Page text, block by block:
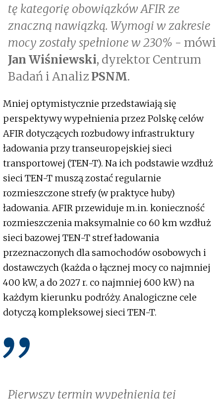
tę kategorię obowiązków AFIR ze
znaczną nawiązką. Wymogi w zakresie
mocy zostały spełnione w 230% - mówi
Jan Wiśniewski, dyrektor Centrum
Badań i Analiz PSNM.
Mniej optymistycznie przedstawiają się
perspektywy wypełnienia przez Polskę celów
AFIR dotyczących rozbudowy infrastruktury
ładowania przy transeuropejskiej sieci
transportowej (TEN-T). Na ich podstawie wzdłuż
sieci TEN-T muszą zostać regularnie
rozmieszczone strefy (w praktyce huby)
ładowania. AFIR przewiduje m.in. konieczność
rozmieszczenia maksymalnie co 60 km wzdłuż
sieci bazowej TEN-T stref ładowania
przeznaczonych dla samochodów osobowych i
dostawczych (każda o łącznej mocy co najmniej
400 kW, a do 2027 r. co najmniej 600 kW) na
każdym kierunku podróży. Analogiczne cele
dotyczą kompleksowej sieci TEN-T.
Pierwszy termin wypełnienia tej